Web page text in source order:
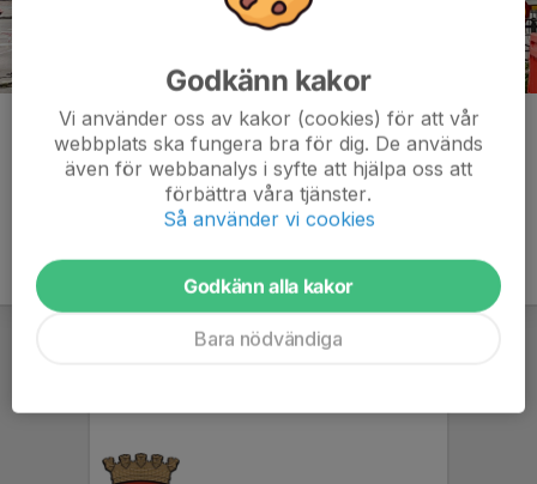
Kommentarer
Godkänn kakor
Vi använder oss av kakor (cookies) för att vår
webbplats ska fungera bra för dig. De används
även för webbanalys i syfte att hjälpa oss att
förbättra våra tjänster.
Så använder vi cookies
Godkänn alla kakor
Bara nödvändiga